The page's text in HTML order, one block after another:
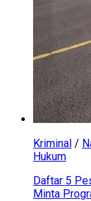
Kriminal /
Hukum
Daftar 5
Minta